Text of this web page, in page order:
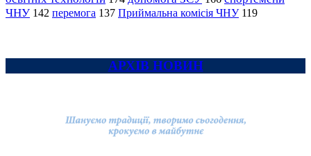
ЧНУ 142 перемога 137 Приймальна комісія ЧНУ 119
АРХІВ НОВИН